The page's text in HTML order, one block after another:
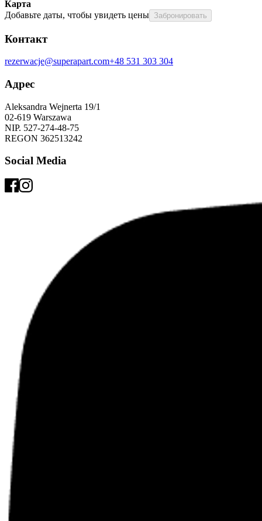
Карта
Добавьте даты, чтобы увидеть цены Забронировать
Контакт
rezerwacje@superapart.com+48 531 303 304
Адрес
Aleksandra Wejnerta 19/1
02-619 Warszawa
NIP. 527-274-48-75
REGON 362513242
Social Media